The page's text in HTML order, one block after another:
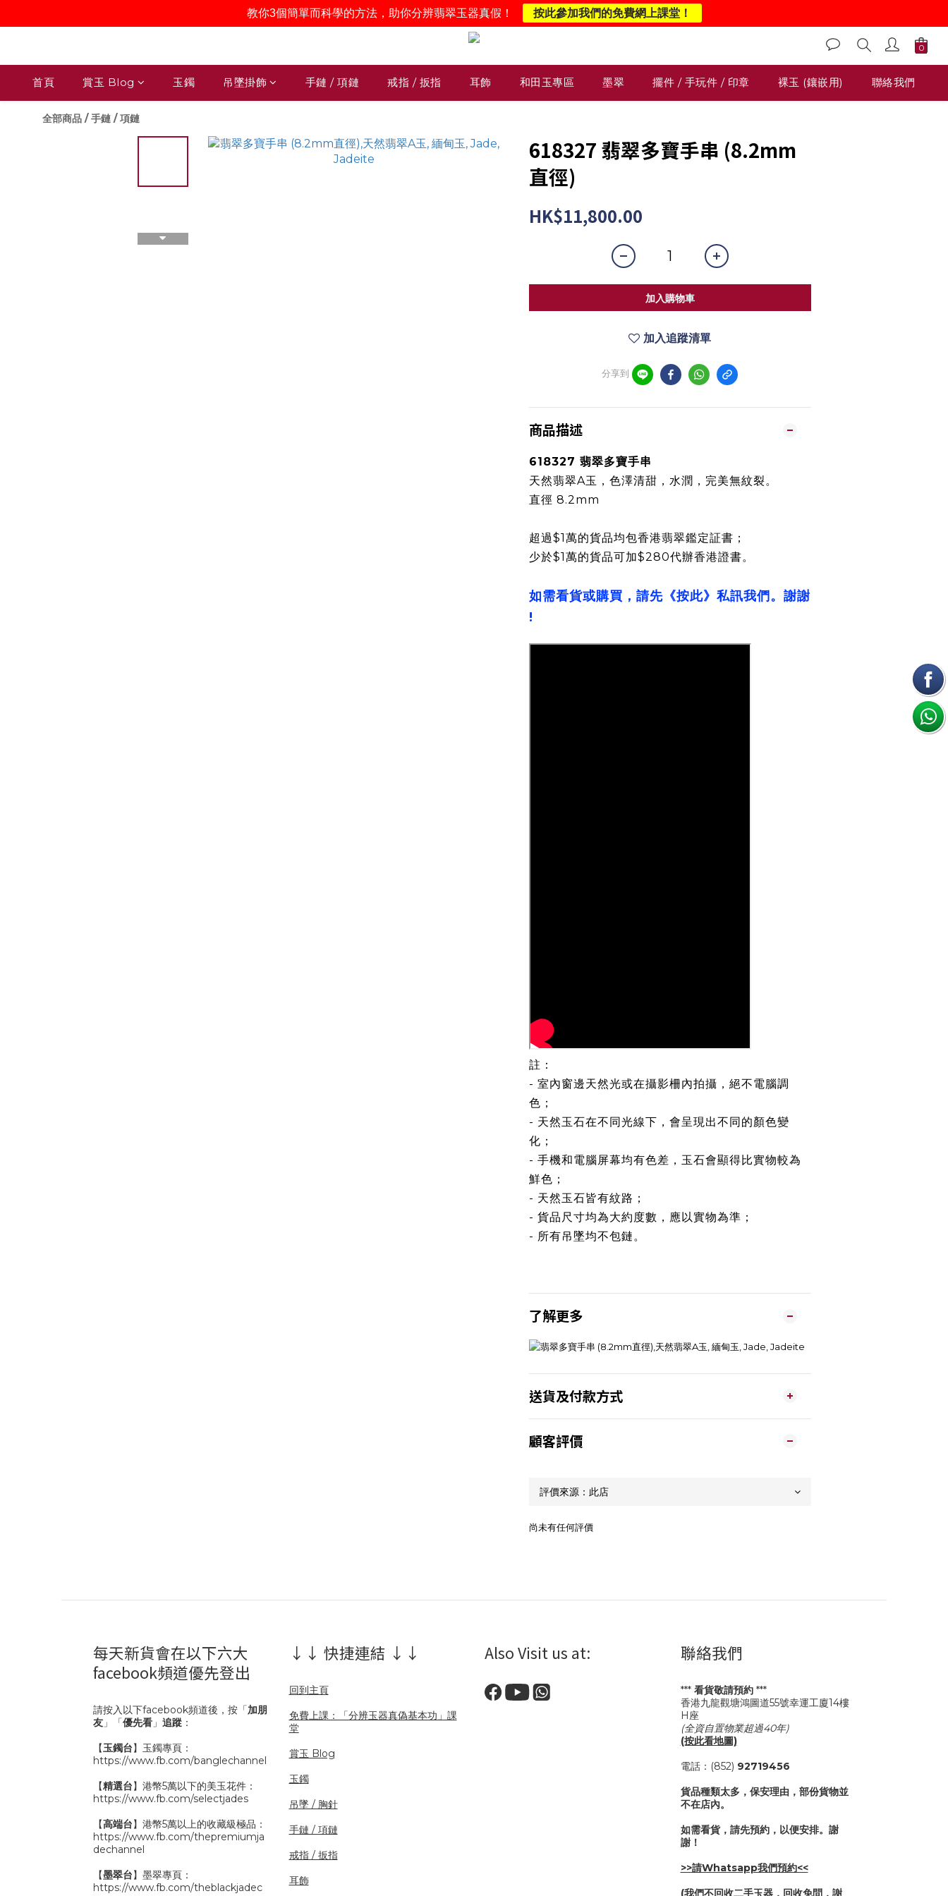
首頁 賞玉 Blog 玉鐲 吊墜掛飾 手鏈 / 項鏈 戒指 / 扳指 耳飾 和田玉專區 墨翠 擺件 / 手玩件 / 印章 裸玉 (鑲嵌用) 聯絡我們
全部商品 /手鏈 / 項鏈
618327 翡翠多寶手串 (8.2mm
直徑)
HK$11,800.00
加入購物車
加入追蹤清單
分享到
商品描述
618327 翡翠多寶手串
天然翡翠A玉，色澤清甜，水潤，完美無紋裂。
直徑 8.2mm
超過$1萬的貨品均包香港翡翠鑑定証書；
少於$1萬的貨品可加$280代辦香港證書。
如需看貨或購買，請先《按此》私訊我們。謝謝
!
註：
- 室內窗邊天然光或在攝影柵內拍攝，絕不電腦調
色；
- 天然玉石在不同光線下，會呈現出不同的顏色變
化；
- 手機和電腦屏幕均有色差，玉石會顯得比實物較為
鮮色；
- 天然玉石皆有紋路；
- 貨品尺寸均為大約度數，應以實物為準；
- 所有吊墜均不包鏈。
了解更多
送貨及付款方式
顧客評價
尚未有任何評價
每天新貨會在以下六大
facebook頻道優先登出
請按入以下facebook頻道後，按「加朋
友 」「優先看 」 追蹤 ：
【玉鐲台】玉鐲專頁：
https://www.fb.com/banglechannel
【精選台】港幣5萬以下的美玉花件：
https://www.fb.com/selectjades
【高端台】港幣5萬以上的收藏級極品：
https://www.fb.com/thepremiumja
dechannel
【墨翠台】墨翠專頁：
https://www.fb.com/theblackjadec
↓↓ 快捷連結 ↓↓
回到主頁
免費上課：「分辨玉器真偽基本功」課
堂
賞玉 Blog
玉鐲
吊墜 / 胸針
手鏈 / 項鏈
戒指 / 扳指
耳飾
Also Visit us at: 聯絡我們
*** 看貨敬請預約***
香港九龍觀塘鴻圖道55號幸運工廈14樓
H座
(全資自置物業超過40年)
(按此看地圖)
電話：(852) 92719456
貨品種類太多，保安理由，部份貨物並
不在店內。
如需看貨，請先預約，以便安排。謝
謝！
>>請Whatsapp我們預約<<
(我們不回收二手玉器，回收免問，謝
教你3個簡單而科學的方法，助你分辨翡翠玉器真假！ 按此參加我們的免費網上課堂！